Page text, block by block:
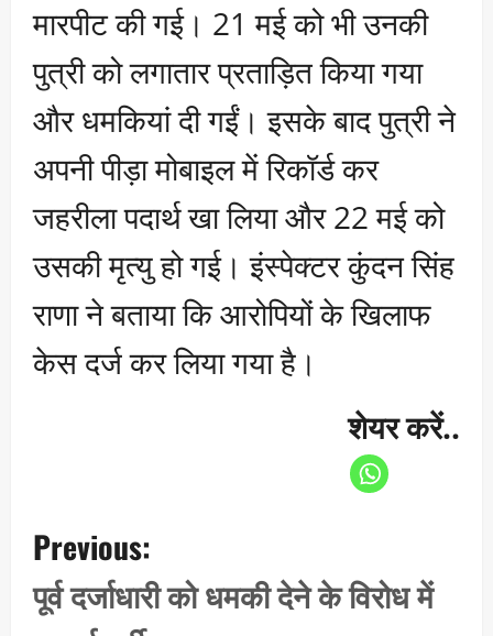
मारपीट की गई। 21 मई को भी उनकी
पुत्री को लगातार प्रताड़ित किया गया
और धमकियां दी गईं। इसके बाद पुत्री ने
अपनी पीड़ा मोबाइल में रिकॉर्ड कर
जहरीला पदार्थ खा लिया और 22 मई को
उसकी मृत्यु हो गई। इंस्पेक्टर कुंदन सिंह
राणा ने बताया कि आरोपियों के खिलाफ
केस दर्ज कर लिया गया है।
शेयर करें..
o
s
t
Previous:
पूर्व दर्जाधारी को धमकी देने के विरोध में